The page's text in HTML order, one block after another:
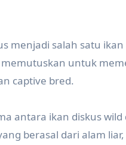
menjadi salah satu
untuk
captive bred.
antara ikan diskus
berasal dari alam